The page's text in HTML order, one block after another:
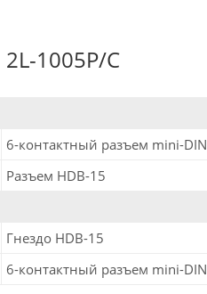
1005P/C
6-контактный разъем mini-DIN
Разъем HDB-15
Гнездо HDB-15
6-контактный разъем mini-DIN